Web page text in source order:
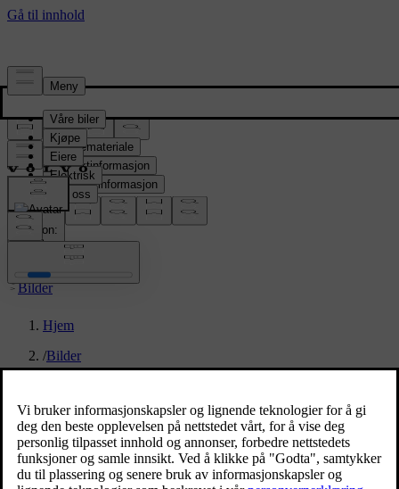
Presserom
Pressemateriale
Produktinformasjon
Selskapsinformasjon
Mediekontakter
location:
NO
Bilder
Hjem
/Bilder
New Volvo XC90 T8 - dynamic